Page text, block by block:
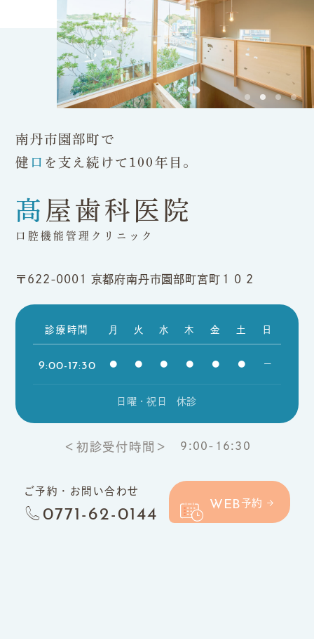
南丹市園部町で
健 口 を支え続けて100年目。
髙屋歯科医院
口腔機能管理クリニック
〒622-0001 京都府南丹市園部町宮町１０２
日曜・祝日 休診
診療時間 月 火 水 木 金 土 日
9:00-17:30 ● ● ● ● ● ● ー
＜初診受付時間＞ 9:00-16:30
ご予約・お問い合わせ
0771-62-0144 WEB 予約